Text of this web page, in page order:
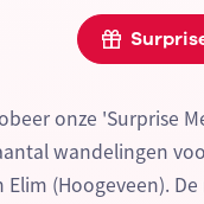
onze 'Surprise
wandelingen
(Hoogeveen).